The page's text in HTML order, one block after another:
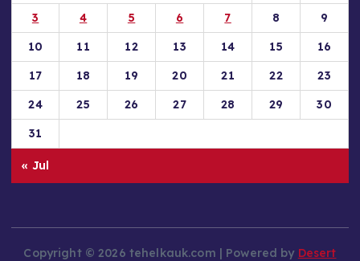
3
4 5 6 7 8
9
10
11 12 13 14 15
16
17
18 19 20 21 22
23
24
25 26 27 28 29
30
31
« Jul
Copyright © 2026 tehelkauk.com | Powered by Desert